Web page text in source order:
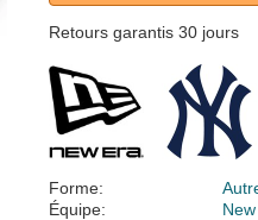
Retours garantis 30 jours
Forme:
Équipe: